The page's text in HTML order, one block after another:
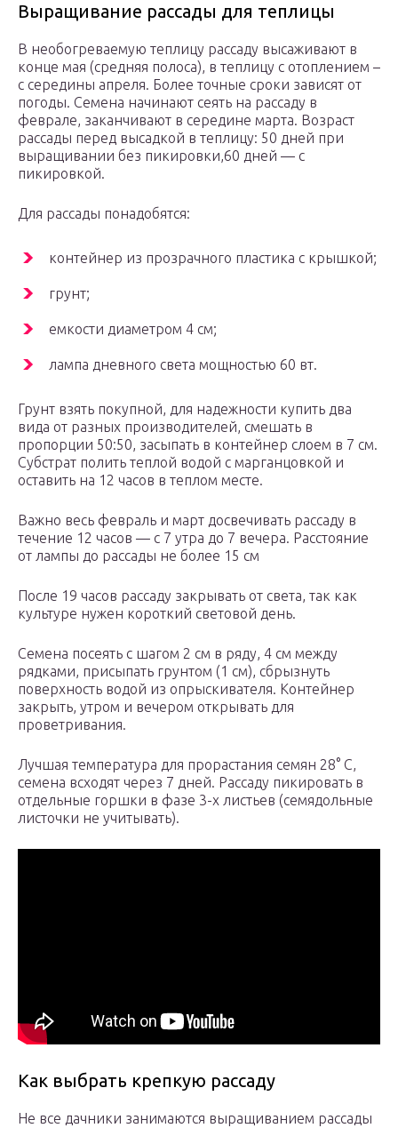
Выращивание рассады для теплицы
В необогреваемую теплицу рассаду высаживают в
конце мая (средняя полоса), в теплицу с отоплением –
с середины апреля. Более точные сроки зависят от
погоды. Семена начинают сеять на рассаду в
феврале, заканчивают в середине марта. Возраст
рассады перед высадкой в теплицу: 50 дней при
выращивании без пикировки,60 дней — с
пикировкой.
Для рассады понадобятся:
контейнер из прозрачного пластика с крышкой;
грунт;
емкости диаметром 4 см;
лампа дневного света мощностью 60 вт.
Грунт взять покупной, для надежности купить два
вида от разных производителей, смешать в
пропорции 50:50, засыпать в контейнер слоем в 7 см.
Субстрат полить теплой водой с марганцовкой и
оставить на 12 часов в теплом месте.
Важно весь февраль и март досвечивать рассаду в
течение 12 часов — с 7 утра до 7 вечера. Расстояние
от лампы до рассады не более 15 см
После 19 часов рассаду закрывать от света, так как
культуре нужен короткий световой день.
Семена посеять с шагом 2 см в ряду, 4 см между
рядками, присыпать грунтом (1 см), сбрызнуть
поверхность водой из опрыскивателя. Контейнер
закрыть, утром и вечером открывать для
проветривания.
Лучшая температура для прорастания семян 28° C,
семена всходят через 7 дней. Рассаду пикировать в
отдельные горшки в фазе 3-х листьев (семядольные
листочки не учитывать).
Как выбрать крепкую рассаду
Не все дачники занимаются выращиванием рассады